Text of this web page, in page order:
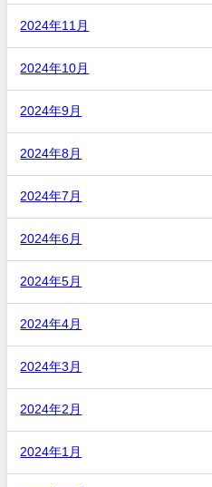
2024年11月
2024年10月
2024年9月
2024年8月
2024年7月
2024年6月
2024年5月
2024年4月
2024年3月
2024年2月
2024年1月